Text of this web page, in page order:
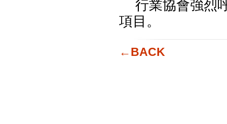
行業協會強烈
項目。
←BACK